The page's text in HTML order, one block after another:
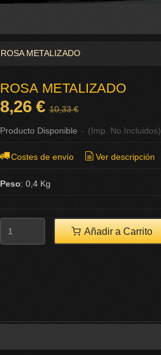
ROSA METALIZADO
ROSA METALIZADO
8,26 €10,33 €
Producto Disponible - (Imp. No Incluidos)
Costes de envío Ver descripción
Peso: 0,4 Kg
Añadir a Carrito